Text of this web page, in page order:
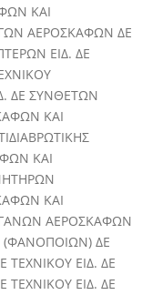
ΚΑΙ
ΑΕΡΟΣΚΑΦΩΝ ΔΕ
ΕΙΔ. ΔΕ
ΔΕ ΣΥΝΘΕΤΩΝ
ΚΑΙ
ΚΑΙ
ΚΑΙ
ΑΕΡΟΣΚΑΦΩΝ
(ΦΑΝΟΠΟΙΩΝ) ΔΕ
ΤΕΧΝΙΚΟΥ ΕΙΔ. ΔΕ
ΕΙΔ. ΔΕ